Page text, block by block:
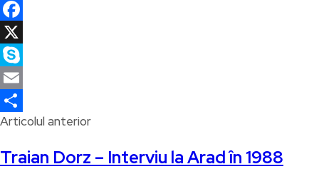
WhatsApp
Facebook
X
Skype
Email
Partajează
Articolul anterior
Traian Dorz – Interviu la Arad în 1988